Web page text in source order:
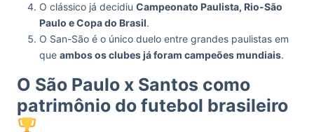
O clássico já decidiu Campeonato Paulista, Rio-São
Paulo e Copa do Brasil.
O San-São é o único duelo entre grandes paulistas em
que ambos os clubes já foram campeões mundiais.
O São Paulo x Santos como
patrimônio do futebol brasileiro